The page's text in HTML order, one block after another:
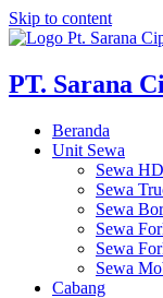
Skip to content
PT. Sarana
Beranda
Unit Sewa
Sewa
Sewa
Sewa
Sewa
Sewa
Sewa
Cabang